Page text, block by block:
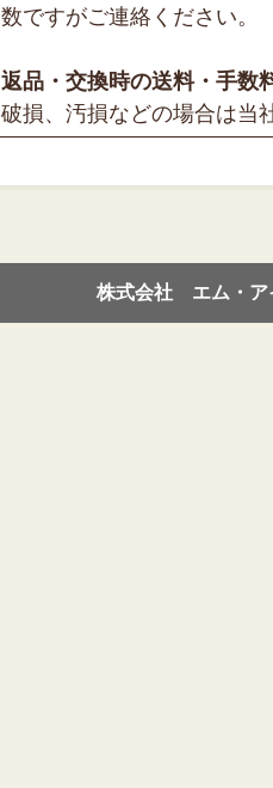
数ですがご連絡ください。
返品・交換時の送料・手数
破損、汚損などの場合は当
株式会社 エム・ア